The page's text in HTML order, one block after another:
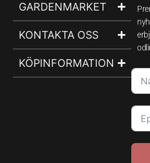
GARDENMARKET
KONTAKTA OSS
KÖPINFORMATION